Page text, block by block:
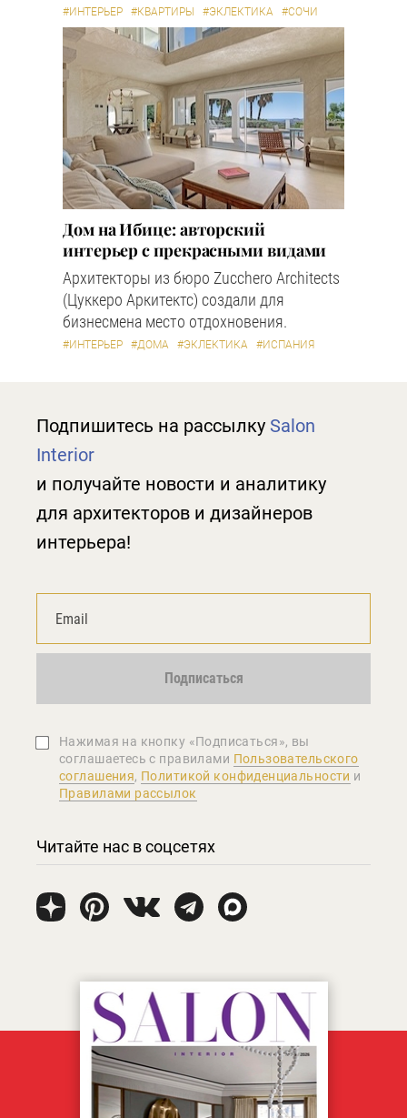
#ИНТЕРЬЕР #КВАРТИРЫ #ЭКЛЕКТИКА #СОЧИ
Дом на Ибице: авторский
интерьер с прекрасными видами
Архитекторы из бюро Zucchero Architects
(Цуккеро Аркитектс) создали для
бизнесмена место отдохновения.
#ИНТЕРЬЕР #ДОМА #ЭКЛЕКТИКА #ИСПАНИЯ
Подпишитесь на рассылку Salon
Interior
и получайте новости и аналитику
для архитекторов и дизайнеров
интерьера!
Подписаться
Нажимая на кнопку «Подписаться», вы
соглашаетеcь с правилами Пользовательского
соглашения, Политикой конфиденциальности и
Правилами рассылок
Читайте нас в соцсетях